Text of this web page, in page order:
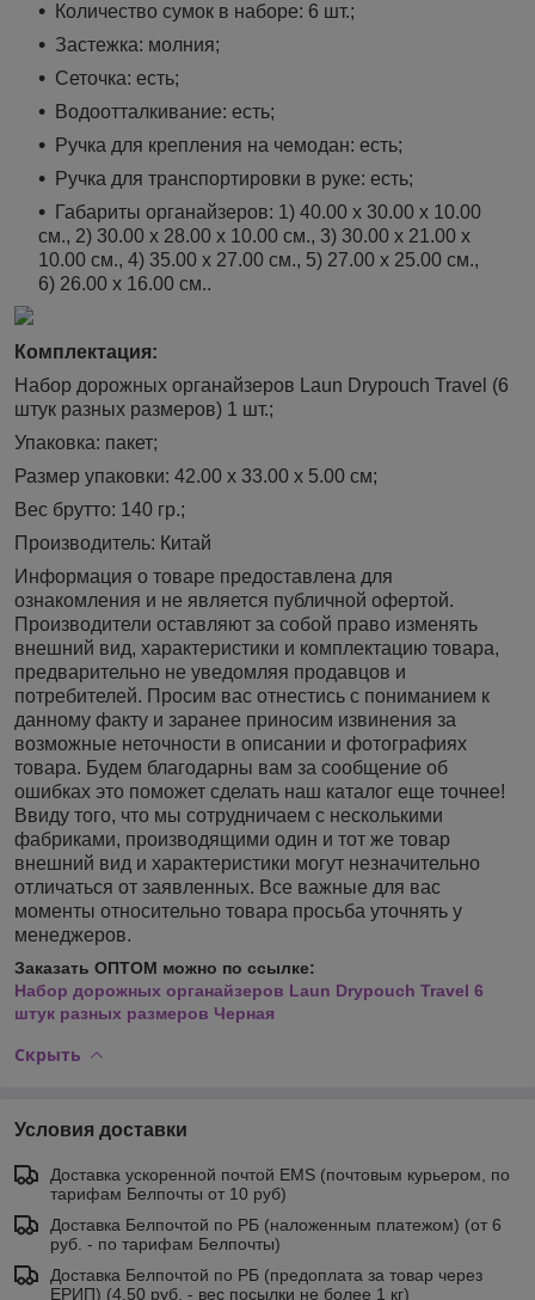
Количество сумок в наборе: 6 шт.;
Застежка: молния;
Сеточка: есть;
Водоотталкивание: есть;
Ручка для крепления на чемодан: есть;
Ручка для транспортировки в руке: есть;
Габариты органайзеров: 1) 40.00 х 30.00 х 10.00
см., 2) 30.00 х 28.00 х 10.00 см., 3) 30.00 х 21.00 х
10.00 см., 4) 35.00 х 27.00 см., 5) 27.00 х 25.00 см.,
6) 26.00 х 16.00 см..
Комплектация:
Набор дорожных органайзеров Laun Drypouch Travel (6
штук разных размеров) 1 шт.;
Упаковка: пакет;
Размер упаковки: 42.00 х 33.00 х 5.00 см;
Вес брутто: 140 гр.;
Производитель: Китай
Информация о товаре предоставлена для
ознакомления и не является публичной офертой.
Производители оставляют за собой право изменять
внешний вид, характеристики и комплектацию товара,
предварительно не уведомляя продавцов и
потребителей. Просим вас отнестись с пониманием к
данному факту и заранее приносим извинения за
возможные неточности в описании и фотографиях
товара. Будем благодарны вам за сообщение об
ошибках это поможет сделать наш каталог еще точнее!
Ввиду того, что мы сотрудничаем с несколькими
фабриками, производящими один и тот же товар
внешний вид и характеристики могут незначительно
отличаться от заявленных. Все важные для вас
моменты относительно товара просьба уточнять у
менеджеров.
Заказать ОПТОМ можно по ссылке:
Набор дорожных органайзеров Laun Drypouch Travel 6
штук разных размеров Черная
Скрыть
Условия доставки
Доставка ускоренной почтой EMS (почтовым курьером, по
тарифам Белпочты от 10 руб)
Доставка Белпочтой по РБ (наложенным платежом) (от 6
руб. - по тарифам Белпочты)
Доставка Белпочтой по РБ (предоплата за товар через
ЕРИП) (4,50 руб. - вес посылки не более 1 кг)